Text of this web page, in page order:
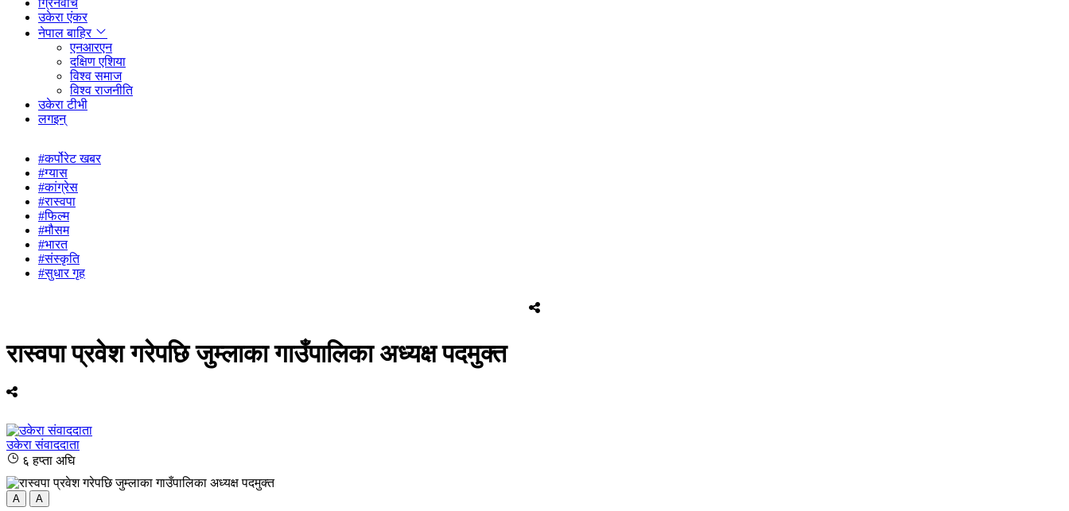
ग्रिनवाच
उकेरा एंकर
नेपाल बाहिर
एनआरएन
दक्षिण एशिया
विश्व समाज
विश्व राजनीति
उकेरा टीभी
लगइन्
#कर्पोरेट खबर
#ग्यास
#कांग्रेस
#रास्वपा
#फिल्म
#मौसम
#भारत
#संस्कृति
#सुधार गृह
रास्वपा प्रवेश गरेपछि जुम्लाका गाउँपालिका अध्यक्ष पदमुक्त
उकेरा संवाददाता
६ हप्ता अघि
A A